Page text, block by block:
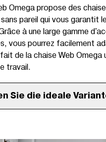
Omega propose des
pareil qui vous
à une large gamme
vous pourrez facilement
de la chaise Web
travail.
Sie die ideale